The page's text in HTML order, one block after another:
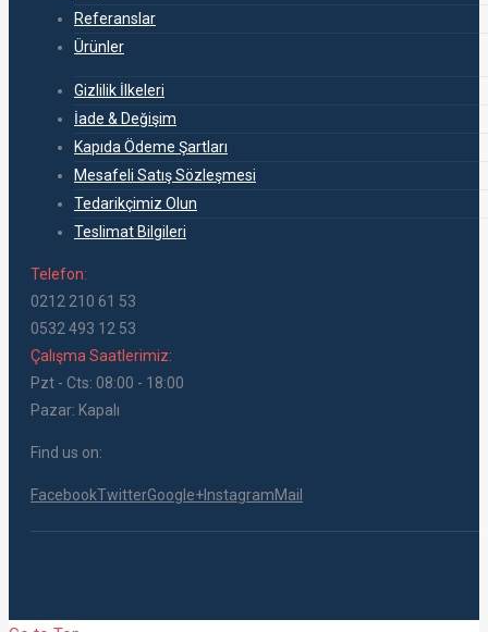
Referanslar
Ürünler
Gizlilik İlkeleri
İade & Değişim
Kapıda Ödeme Şartları
Mesafeli Satış Sözleşmesi
Tedarikçimiz Olun
Teslimat Bilgileri
Telefon:
0212 210 61 53
0532 493 12 53
Çalışma Saatlerimiz:
Pzt - Cts: 08:00 - 18:00
Pazar: Kapalı
Find us on:
FacebookTwitterGoogle+ InstagramMail